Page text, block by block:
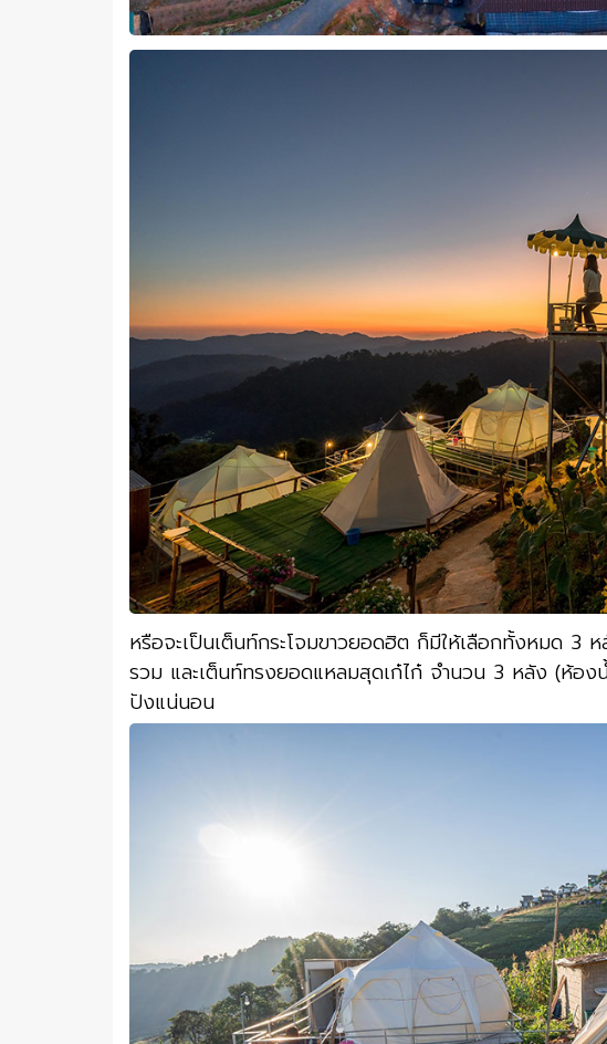
หรือจะเป็นเต็นท์กระโจมขาวยอดฮิต ก็มีให้เลือกทั้งหมด 3
รวม และเต็นท์ทรงยอดแหลมสุดเก๋ไก๋ จำนวน 3 หลัง (ห้อง
ปังแน่นอน